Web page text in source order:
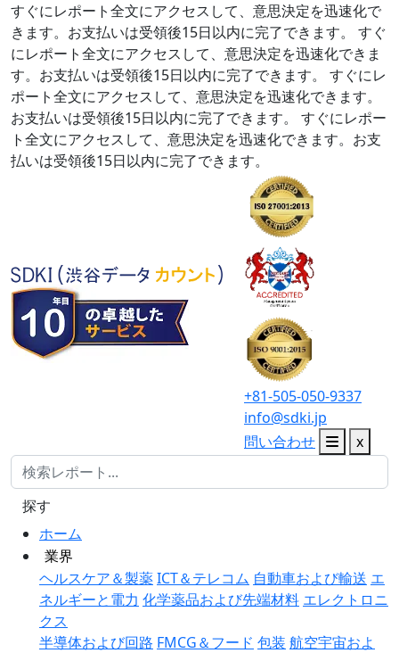
すぐにレポート全文にアクセスして、意思決定を迅速化で
きます。お支払いは受領後15日以内に完了できます。
すぐ
にレポート全文にアクセスして、意思決定を迅速化できま
す。お支払いは受領後15日以内に完了できます。
すぐにレ
ポート全文にアクセスして、意思決定を迅速化できます。
お支払いは受領後15日以内に完了できます。
すぐにレポー
ト全文にアクセスして、意思決定を迅速化できます。お支
払いは受領後15日以内に完了できます。
+81-505-050-9337
info@sdki.jp
問い合わせ
x
ホーム
業界
ヘルスケア＆製薬ICT＆テレコム 自動車および輸送 エ
ネルギーと電力 化学薬品および先端材料 エレクトロニ
クス
半導体および回路 FMCG＆フード 包装 航空宇宙およ
探す